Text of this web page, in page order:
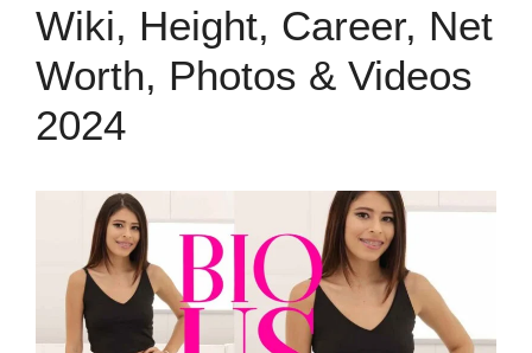
Wiki, Height, Career, Net
Worth, Photos & Videos
2024